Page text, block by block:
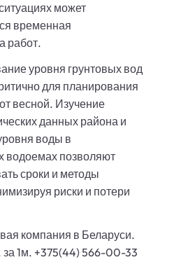
может
временная
работ.
уровня грунтовых вод
для планирования
весной. Изучение
данных района и
воды в
водоемах позволяют
сроки и методы
риски и потери
компания в Беларуси.
1м. +375(44) 566-00-33